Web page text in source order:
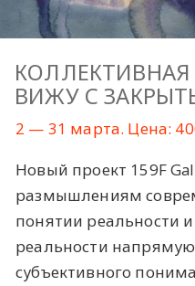
КОЛЛЕКТИВНАЯ
ВИЖУ С
2 — 31 марта. Цена:
Новый проект 159F
размышлениям
понятии реальности
реальности напрямую
субъективного